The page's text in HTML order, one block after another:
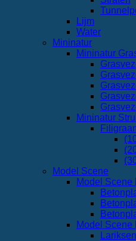
Lijm
Water
Mininatur
Mininatur
Mininatur
Model Scene
Model Scene
Model Scene
Lariksen